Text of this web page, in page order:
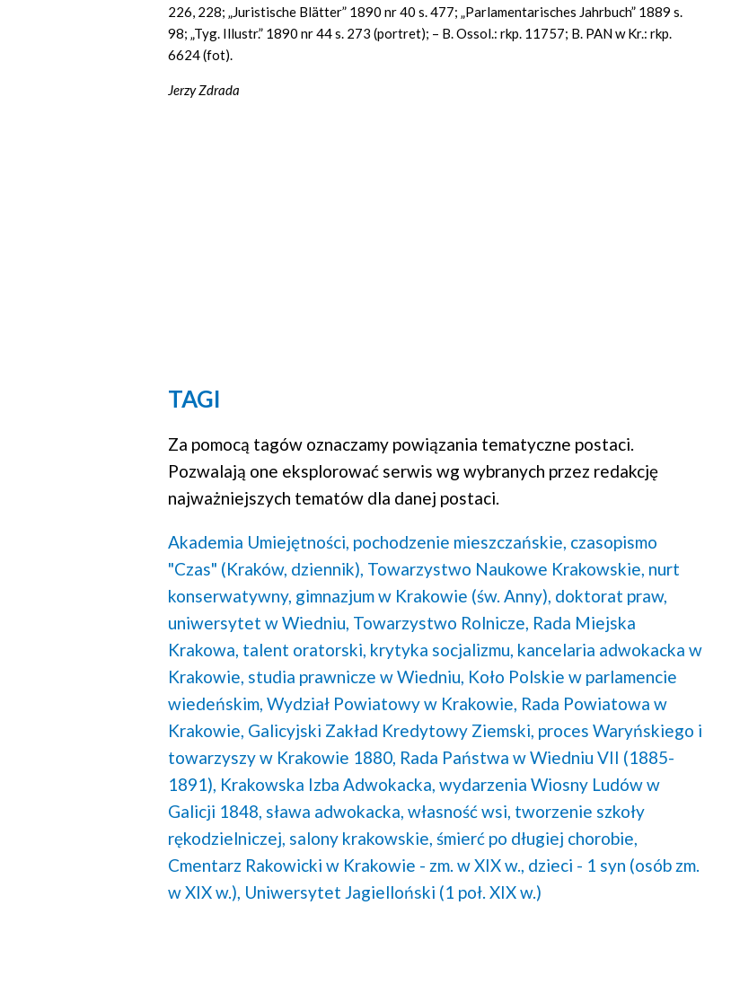
226, 228; „Juristische Blätter” 1890 nr 40 s. 477; „Parlamentarisches Jahrbuch” 1889 s.
98; „Tyg. Illustr.” 1890 nr 44 s. 273 (portret); – B. Ossol.: rkp. 11757; B. PAN w Kr.: rkp.
6624 (fot).
JerzyZdrada
TAGI
Za pomocą tagów oznaczamy powiązania tematyczne postaci.
Pozwalają one eksplorować serwis wg wybranych przez redakcję
najważniejszych tematów dla danej postaci.
Akademia Umiejętności, pochodzenie mieszczańskie, czasopismo
"Czas" (Kraków, dziennik), Towarzystwo Naukowe Krakowskie, nurt
konserwatywny, gimnazjum w Krakowie (św. Anny), doktorat praw,
uniwersytet w Wiedniu, Towarzystwo Rolnicze, Rada Miejska
Krakowa, talent oratorski, krytyka socjalizmu, kancelaria adwokacka w
Krakowie, studia prawnicze w Wiedniu, Koło Polskie w parlamencie
wiedeńskim, Wydział Powiatowy w Krakowie, Rada Powiatowa w
Krakowie, Galicyjski Zakład Kredytowy Ziemski, proces Waryńskiego i
towarzyszy w Krakowie 1880, Rada Państwa w Wiedniu VII (1885-
1891), Krakowska Izba Adwokacka, wydarzenia Wiosny Ludów w
Galicji 1848, sława adwokacka, własność wsi, tworzenie szkoły
rękodzielniczej, salony krakowskie, śmierć po długiej chorobie,
Cmentarz Rakowicki w Krakowie - zm. w XIX w., dzieci - 1 syn (osób zm.
w XIX w.), Uniwersytet Jagielloński (1 poł. XIX w.)